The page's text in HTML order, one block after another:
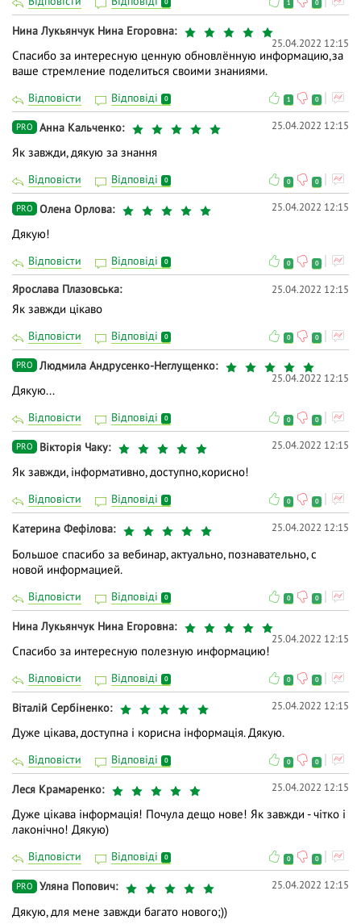
1 0
Нина Лукьянчук Нина Егоровна
25.04.2022 12:15
Спасибо за интересную ценную обновлённую информацию,за
ваше стремление поделиться своими знаниями.
Відповісти Відповіді 0 1 0
PRO Анна Кальченко 25.04.2022 12:15
Як завжди, дякую за знання
Відповісти Відповіді 0 0 0
PRO Олена Орлова 25.04.2022 12:15
Дякую!
Відповісти Відповіді 0 0 0
Ярослава Плазовська 25.04.2022 12:15
Як завжди цікаво
Відповісти Відповіді 0 0 0
PRO Людмила Андрусенко-Неглущенко
25.04.2022 12:15
Дякую...
Відповісти Відповіді 0 0 0
PRO Вiкторiя Чаку 25.04.2022 12:15
Як завжди, інформативно, доступно,корисно!
Відповісти Відповіді 0 0 0
Катерина Фефілова 25.04.2022 12:15
Большое спасибо за вебинар, актуально, познавательно, с
новой информацией.
Відповісти Відповіді 0 0 0
Нина Лукьянчук Нина Егоровна
25.04.2022 12:15
Спасибо за интересную полезную информацию!
Відповісти Відповіді 0 0 0
Віталій Сербіненко 25.04.2022 12:15
Дуже цікава, доступна і корисна інформація. Дякую.
Відповісти Відповіді 0 0 0
Леся Крамаренко 25.04.2022 12:15
Дуже цікава інформація! Почула дещо нове! Як завжди - чітко і
лаконічно! Дякую)
Відповісти Відповіді 0 0 0
PRO Уляна Попович 25.04.2022 12:15
Дякую, для мене завжди багато нового;))